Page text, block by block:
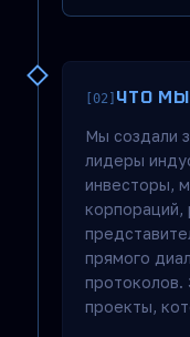
[02] ЧТО
Мы создали
лидеры
инвесторы,
корпораций,
прямого
проекты,